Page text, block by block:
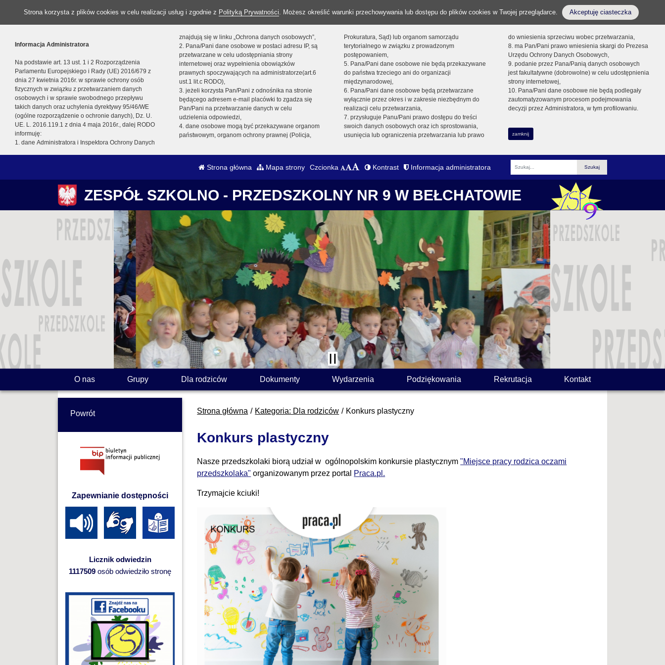
Strona korzysta z plików cookies w celu realizacji usług i zgodnie z Polityką Prywatności. Możesz określić warunki przechowywania lub dostępu do plików cookies w Twojej przeglądarce. Akceptuję ciasteczka
Informacja Administratora
Na podstawie art. 13 ust. 1 i 2 Rozporządzenia
Parlamentu Europejskiego i Rady (UE) 2016/679 z
dnia 27 kwietnia 2016r. w sprawie ochrony osób
fizycznych w związku z przetwarzaniem danych
osobowych i w sprawie swobodnego przepływu
takich danych oraz uchylenia dyrektywy 95/46/WE
(ogólne rozporządzenie o ochronie danych), Dz. U.
UE. L. 2016.119.1 z dnia 4 maja 2016r., dalej RODO
informuję:
1. dane Administratora i Inspektora Ochrony Danych
znajdują się w linku „Ochrona danych osobowych”,
2. Pana/Pani dane osobowe w postaci adresu IP, są
przetwarzane w celu udostępniania strony
internetowej oraz wypełnienia obowiązków
prawnych spoczywających na administratorze(art.6
ust.1 lit.c RODO),
3. jeżeli korzysta Pan/Pani z odnośnika na stronie
będącego adresem e-mail placówki to zgadza się
Pan/Pani na przetwarzanie danych w celu
udzielenia odpowiedzi,
4. dane osobowe mogą być przekazywane organom
państwowym, organom ochrony prawnej (Policja,
Prokuratura, Sąd) lub organom samorządu
terytorialnego w związku z prowadzonym
postępowaniem,
5. Pana/Pani dane osobowe nie będą przekazywane
do państwa trzeciego ani do organizacji
międzynarodowej,
6. Pana/Pani dane osobowe będą przetwarzane
wyłącznie przez okres i w zakresie niezbędnym do
realizacji celu przetwarzania,
7. przysługuje Panu/Pani prawo dostępu do treści
swoich danych osobowych oraz ich sprostowania,
usunięcia lub ograniczenia przetwarzania lub prawo
do wniesienia sprzeciwu wobec przetwarzania,
8. ma Pan/Pani prawo wniesienia skargi do Prezesa
Urzędu Ochrony Danych Osobowych,
9. podanie przez Pana/Panią danych osobowych
jest fakultatywne (dobrowolne) w celu udostępnienia
strony internetowej,
10. Pana/Pani dane osobowe nie będą podlegały
zautomatyzowanym procesom podejmowania
decyzji przez Administratora, w tym profilowaniu.
zamknij
Strona główna Mapa strony Czcionka Kontrast Informacja administratora
Fraza
ZESPÓŁ SZKOLNO - PRZEDSZKOLNY NR 9 W BEŁCHATOWIE
O nas Grupy Dla rodziców Dokumenty Wydarzenia Podziękowania Rekrutacja Kontakt
Strona główna Kategoria: Dla rodziców Konkurs plastyczny
Konkurs plastyczny
Nasze przedszkolaki biorą udział w ogólnopolskim konkursie plastycznym"Miejsce pracy rodzica oczami
przedszkolaka" organizowanym przez portal Praca.pl.
Trzymajcie kciuki!
Powrót
Zapewnianie dostępności
Licznik odwiedzin
1117509 osób odwiedziło stronę